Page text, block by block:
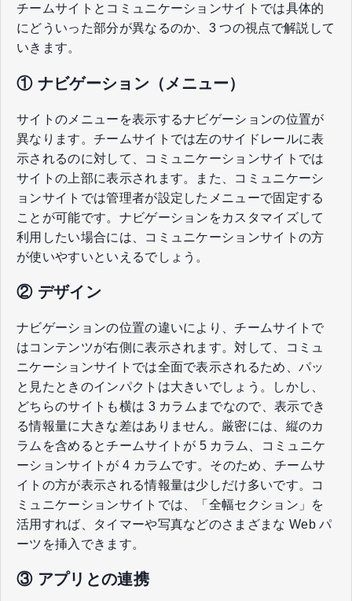
チームサイトとコミュニケーションサイトでは具体的
にどういった部分が異なるのか、3 つの視点で解説して
いきます。
① ナビゲーション（メニュー）
サイトのメニューを表示するナビゲーションの位置が
異なります。チームサイトでは左のサイドレールに表
示されるのに対して、コミュニケーションサイトでは
サイトの上部に表示されます。また、コミュニケーシ
ョンサイトでは管理者が設定したメニューで固定する
ことが可能です。ナビゲーションをカスタマイズして
利用したい場合には、コミュニケーションサイトの方
が使いやすいといえるでしょう。
② デザイン
ナビゲーションの位置の違いにより、チームサイトで
はコンテンツが右側に表示されます。対して、コミュ
ニケーションサイトでは全面で表示されるため、パッ
と見たときのインパクトは大きいでしょう。しかし、
どちらのサイトも横は 3 カラムまでなので、表示でき
る情報量に大きな差はありません。厳密には、縦のカ
ラムを含めるとチームサイトが 5 カラム、コミュニケ
ーションサイトが 4 カラムです。そのため、チームサ
イトの方が表示される情報量は少しだけ多いです。コ
ミュニケーションサイトでは、「全幅セクション」を
活用すれば、タイマーや写真などのさまざまな Web パ
ーツを挿入できます。
③ アプリとの連携